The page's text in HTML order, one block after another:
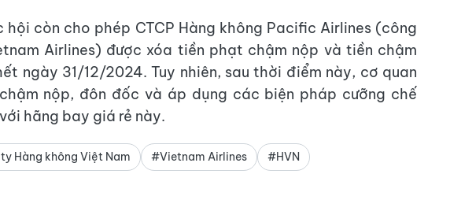
hội còn cho phép CTCP Hàng không Pacific Airlines (công
Airlines) được xóa tiền phạt chậm nộp và tiền chậm
ngày 31/12/2024. Tuy nhiên, sau thời điểm này, cơ quan
nộp, đôn đốc và áp dụng các biện pháp cưỡng chế
hãng bay giá rẻ này.
Hàng không Việt Nam #Vietnam Airlines #HVN